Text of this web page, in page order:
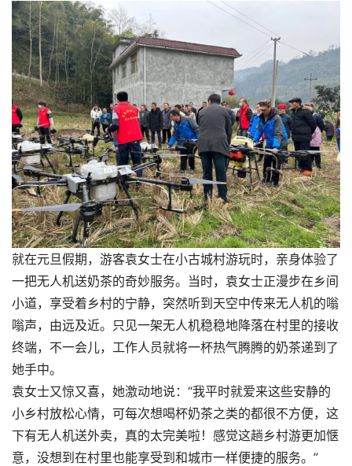
就在元旦假期，游客袁女士在小古城村游玩时，亲身体验了
一把无人机送奶茶的奇妙服务。当时，袁女士正漫步在乡间
小道，享受着乡村的宁静，突然听到天空中传来无人机的嗡
嗡声，由远及近。只见一架无人机稳稳地降落在村里的接收
终端，不一会儿，工作人员就将一杯热气腾腾的奶茶递到了
她手中。
袁女士又惊又喜，她激动地说：“我平时就爱来这些安静的
小乡村放松心情，可每次想喝杯奶茶之类的都很不方便，这
下有无人机送外卖，真的太完美啦！感觉这趟乡村游更加惬
意，没想到在村里也能享受到和城市一样便捷的服务。”